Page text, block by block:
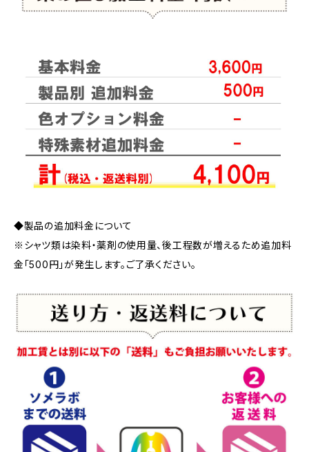
◆製品の追加料金について
※シャツ類は染料・薬剤の使用量、後工程数が増えるため追加料
金「500円」が発生します。ご了承ください。